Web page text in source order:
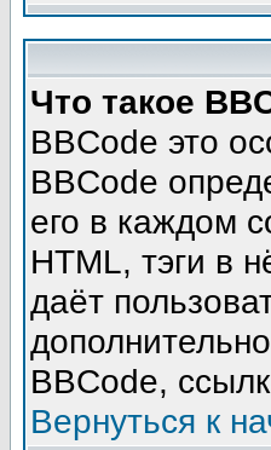
Что такое
BBCode это
BBCode
его в каждом
HTML, тэги в
даёт
BBCode,
Вернуться к